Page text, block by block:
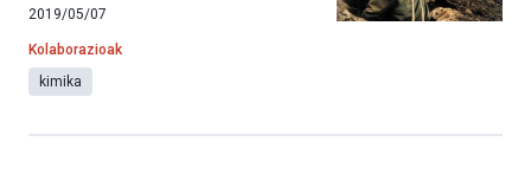
2019/05/07
Kolaborazioak
kimika